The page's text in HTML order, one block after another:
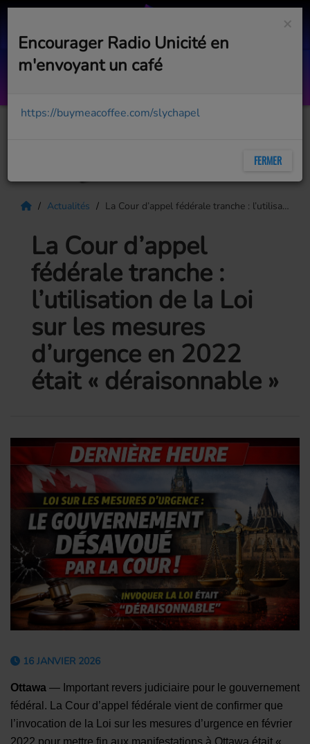
Lonely Road
Actualités La Cour d’appel fédérale tranche : l’utilisation de la Loi sur les mesures d’urgence en 2022 était « déraisonnable »
La Cour d’appel
fédérale tranche :
l’utilisation de la Loi
sur les mesures
d’urgence en 2022
était « déraisonnable »
16 JANVIER 2026
Ottawa — Important revers judiciaire pour le gouvernement
fédéral. La Cour d’appel fédérale vient de confirmer que
l’invocation de la Loi sur les mesures d’urgence en février
×
Encourager Radio Unicité en
m'envoyant un café
https://buymeacoffee.com/slychapel
FERMER